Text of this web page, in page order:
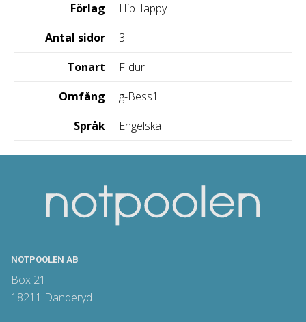
Förlag
HipHappy
Antal sidor
3
Tonart
F-dur
Omfång
g-Bess1
Språk
Engelska
NOTPOOLEN AB
Box 21
18211 Danderyd